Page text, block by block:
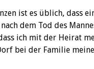
ist es üblich, dass
dem Tod des
ich mit der Heirat
bei der Familie